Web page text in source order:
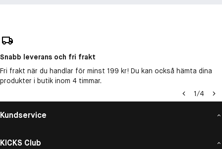
Snabb leverans och fri frakt
Fri frakt när du handlar för minst 199 kr! Du kan också hämta dina
produkter i butik inom 4 timmar.
1/4
Kundservice
KICKS Club